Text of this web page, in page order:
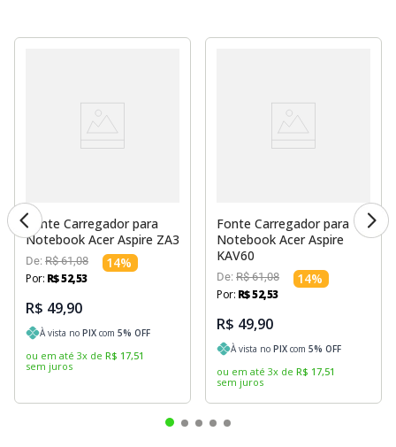
Fonte Carregador para
Notebook Acer Aspire ZA3
De: R$ 61,08 14%
Por: R$52,53
R$ 49,90
À vista no PIX com 5% OFF
ou em até 3x de R$ 17,51
sem juros
Fonte Carregador para
Notebook Acer Aspire
KAV60
De: R$ 61,08 14%
Por: R$52,53
R$ 49,90
À vista no PIX com 5% OFF
ou em até 3x de R$ 17,51
sem juros